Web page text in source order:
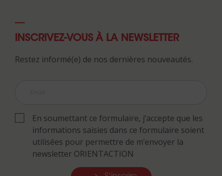
INSCRIVEZ-VOUS À LA NEWSLETTER
Restez informé(e) de nos dernières nouveautés.
En soumettant ce formulaire, j’accepte que les
informations saisies dans ce formulaire soient
utilisées pour permettre de m’envoyer la
newsletter ORIENTACTION